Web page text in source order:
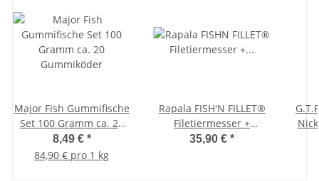
Major Fish Gummifische
Set 100 Gramm ca. 20
Gummiköder
8,49 € *
84,90 € pro 1 kg
Rapala FISH'N FILLET®
Filetiermesser +
Messerschärfer 28 cm
35,90 € *